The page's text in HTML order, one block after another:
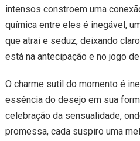
intensos constroem uma
química entre eles é inegável,
que atrai e seduz, deixando
está na antecipação e no jogo
O charme sutil do momento é
essência do desejo em sua
celebração da sensualidade,
promessa, cada suspiro uma